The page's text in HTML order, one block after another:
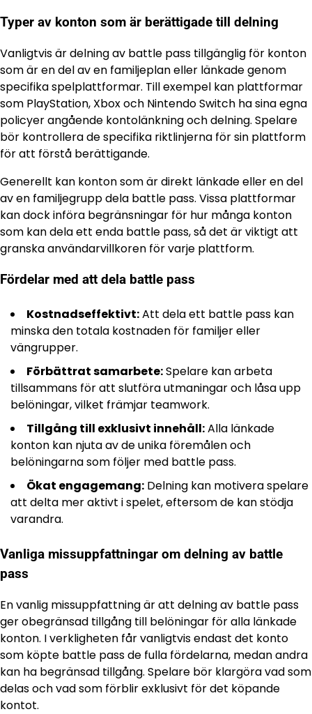
Typer av konton som är berättigade till delning
Vanligtvis är delning av battle pass tillgänglig för konton
som är en del av en familjeplan eller länkade genom
specifika spelplattformar. Till exempel kan plattformar
som PlayStation, Xbox och Nintendo Switch ha sina egna
policyer angående kontolänkning och delning. Spelare
bör kontrollera de specifika riktlinjerna för sin plattform
för att förstå berättigande.
Generellt kan konton som är direkt länkade eller en del
av en familjegrupp dela battle pass. Vissa plattformar
kan dock införa begränsningar för hur många konton
som kan dela ett enda battle pass, så det är viktigt att
granska användarvillkoren för varje plattform.
Fördelar med att dela battle pass
Kostnadseffektivt:Att dela ett battle pass kan
minska den totala kostnaden för familjer eller
vängrupper.
Förbättrat samarbete:Spelare kan arbeta
tillsammans för att slutföra utmaningar och låsa upp
belöningar, vilket främjar teamwork.
Tillgång till exklusivt innehåll:Alla länkade
konton kan njuta av de unika föremålen och
belöningarna som följer med battle pass.
Ökat engagemang: Delning kan motivera spelare
att delta mer aktivt i spelet, eftersom de kan stödja
varandra.
Vanliga missuppfattningar om delning av battle
pass
En vanlig missuppfattning är att delning av battle pass
ger obegränsad tillgång till belöningar för alla länkade
konton. I verkligheten får vanligtvis endast det konto
som köpte battle pass de fulla fördelarna, medan andra
kan ha begränsad tillgång. Spelare bör klargöra vad som
delas och vad som förblir exklusivt för det köpande
kontot.